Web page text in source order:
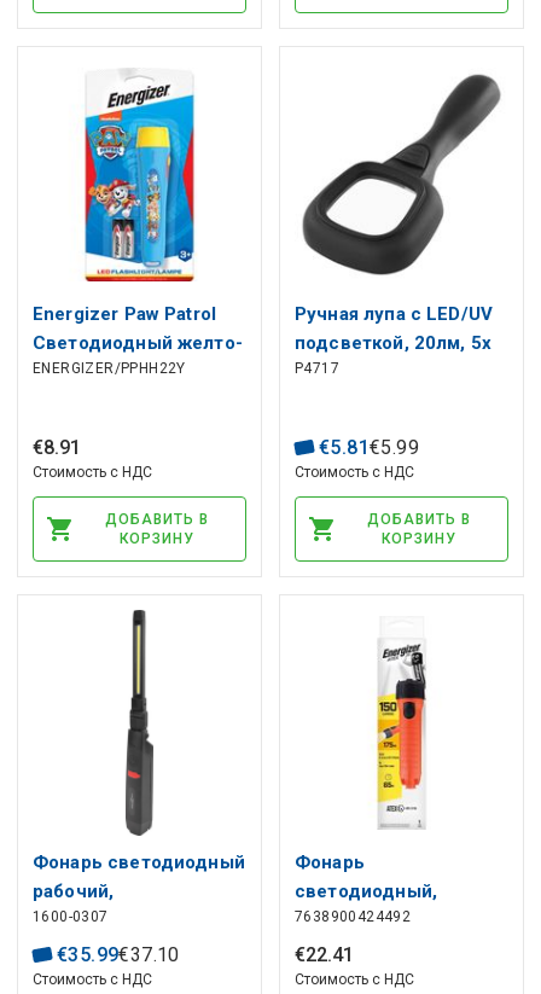
Energizer Paw Patrol
Светодиодный желто-
голубой фонарик 2xAA
ENERGIZER/PPHH22Y
€8.91
Стоимость с НДС
ДОБАВИТЬ В
КОРЗИНУ
Ручная лупа с LED/UV
подсветкой, 20лм, 5х
LED + 1х UV, 1внт
P4717
€5.81€5.99
Стоимость с НДС
ДОБАВИТЬ В
КОРЗИНУ
Фонарь светодиодный
рабочий,
перезаряжаемый,
micro-USB, 500 лм,
черный/красный,
1600-0307
€35.99€37.10
Стоимость с НДС
Фонарь
светодиодный,
соответствует: ATEX
Ex 150Lm 2xD ISHH25
Energizer
7638900424492
€22.41
Стоимость с НДС